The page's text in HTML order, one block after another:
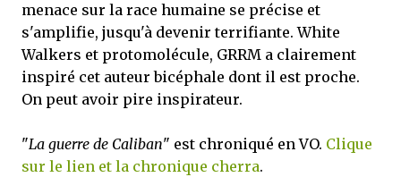
menace sur la race humaine se précise et
s'amplifie, jusqu'à devenir terrifiante. White
Walkers et protomolécule, GRRM a clairement
inspiré cet auteur bicéphale dont il est proche.
On peut avoir pire inspirateur.
"La guerre de Caliban" est chroniqué en VO. Clique
sur le lien et la chronique cherra.